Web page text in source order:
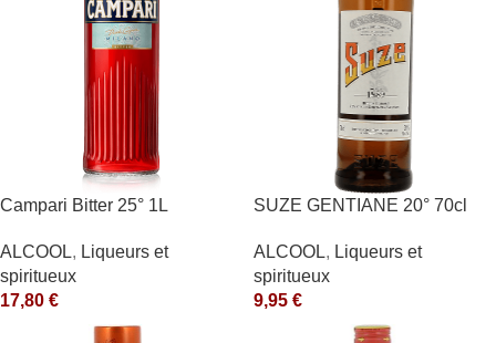
Campari Bitter 25° 1L
ALCOOL, Liqueurs et
spiritueux
17,80 €
SUZE GENTIANE 20° 70cl
ALCOOL, Liqueurs et
spiritueux
9,95 €